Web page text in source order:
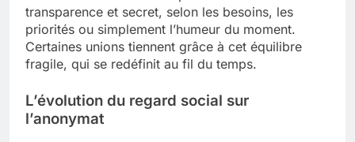
transparence et secret, selon les besoins, les
priorités ou simplement l’humeur du moment.
Certaines unions tiennent grâce à cet équilibre
fragile, qui se redéfinit au fil du temps.
L’évolution du regard social sur
l’anonymat